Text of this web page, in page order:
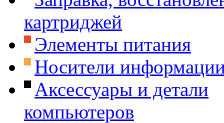
картриджей
Элементы питания
Носители
Аксессуары и детали
компьютеров